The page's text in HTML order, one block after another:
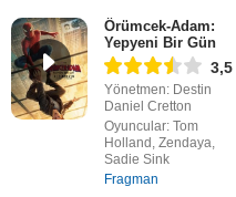
Örümcek-Adam:
Yepyeni Bir Gün
3,5
Yönetmen: Destin
Daniel Cretton
Oyuncular: Tom
Holland, Zendaya,
Sadie Sink
Fragman